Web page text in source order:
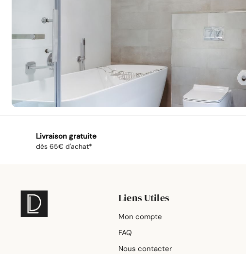
Livraison gratuite
dès 65€ d'achat*
Liens Utiles
Mon compte
FAQ
Nous contacter